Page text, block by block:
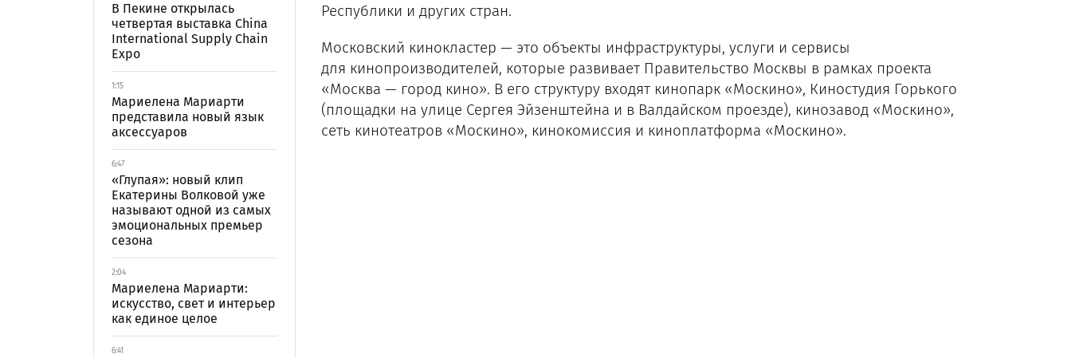
В Пекине открылась
четвертая выставка China
International Supply Chain
Expo
1:15
Мариелена Мариарти
представила новый язык
аксессуаров
6:47
«Глупая»: новый клип
Екатерины Волковой уже
называют одной из самых
эмоциональных премьер
сезона
2:04
Мариелена Мариарти:
искусство, свет и интерьер
как единое целое
6:41
Республики и других стран.
Московский кинокластер — это объекты инфраструктуры, услуги и сервисы
для кинопроизводителей, которые развивает Правительство Москвы в рамках проекта
«Москва — город кино». В его структуру входят кинопарк «Москино», Киностудия Горького
(площадки на улице Сергея Эйзенштейна и в Валдайском проезде), кинозавод «Москино»,
сеть кинотеатров «Москино», кинокомиссия и киноплатформа «Москино».